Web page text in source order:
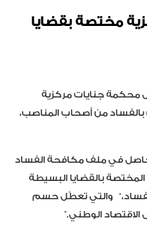
مختصة بقضايا
محكمة جنايات مركزية
من أصحاب المناصب،
في ملف مكافحة الفساد
بالقضايا البسيطة
“ والتي تعطّل حسم
الاقتصاد الوطني.”